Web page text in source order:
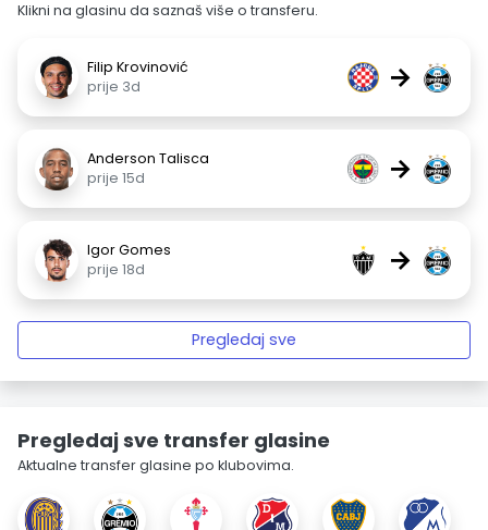
Klikni na glasinu da saznaš više o transferu.
Filip Krovinović
prije 3d
→
Anderson Talisca
prije 15d
→
Igor Gomes
prije 18d
→
Pregledaj sve
Pregledaj sve transfer glasine
Aktualne transfer glasine po klubovima.